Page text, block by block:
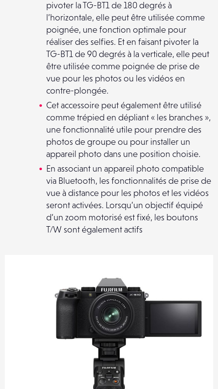
pivoter la TG-BT1 de 180 degrés à
l’horizontale, elle peut être utilisée comme
poignée, une fonction optimale pour
réaliser des selfies. Et en faisant pivoter la
TG-BT1 de 90 degrés à la verticale, elle peut
être utilisée comme poignée de prise de
vue pour les photos ou les vidéos en
contre-plongée.
Cet accessoire peut également être utilisé
comme trépied en dépliant « les branches »,
une fonctionnalité utile pour prendre des
photos de groupe ou pour installer un
appareil photo dans une position choisie.
En associant un appareil photo compatible
via Bluetooth, les fonctionnalités de prise de
vue à distance pour les photos et les vidéos
seront activées. Lorsqu’un objectif équipé
d’un zoom motorisé est fixé, les boutons
T/W sont également actifs